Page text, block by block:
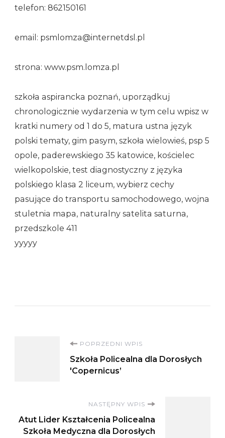
telefon: 862150161
email: psmlomza@internetdsl.pl
strona: www.psm.lomza.pl
szkoła aspirancka poznań, uporządkuj
chronologicznie wydarzenia w tym celu wpisz w
kratki numery od 1 do 5, matura ustna język
polski tematy, gim pasym, szkoła wielowieś, psp 5
opole, paderewskiego 35 katowice, kościelec
wielkopolskie, test diagnostyczny z języka
polskiego klasa 2 liceum, wybierz cechy
pasujące do transportu samochodowego, wojna
stuletnia mapa, naturalny satelita saturna,
przedszkole 411
yyyyy
Nawigacja
wpisu
POPRZEDNI WPIS
Szkoła Policealna dla Dorosłych
'Copernicus’
NASTĘPNY WPIS
Atut Lider Kształcenia Policealna
Szkoła Medyczna dla Dorosłych